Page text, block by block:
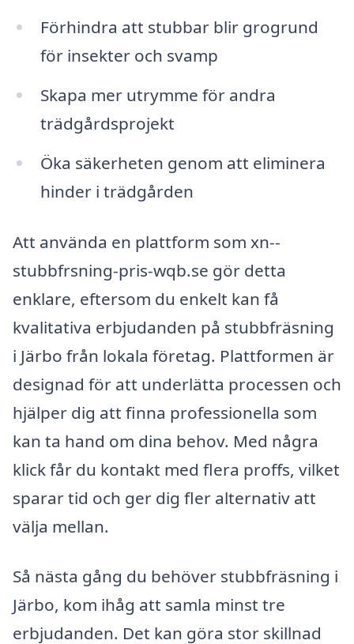
Förhindra att stubbar blir grogrund
för insekter och svamp
Skapa mer utrymme för andra
trädgårdsprojekt
Öka säkerheten genom att eliminera
hinder i trädgården
Att använda en plattform som xn--
stubbfrsning-pris-wqb.se gör detta
enklare, eftersom du enkelt kan få
kvalitativa erbjudanden på stubbfräsning
i Järbo från lokala företag. Plattformen är
designad för att underlätta processen och
hjälper dig att finna professionella som
kan ta hand om dina behov. Med några
klick får du kontakt med flera proffs, vilket
sparar tid och ger dig fler alternativ att
välja mellan.
Så nästa gång du behöver stubbfräsning i
Järbo, kom ihåg att samla minst tre
erbjudanden. Det kan göra stor skillnad